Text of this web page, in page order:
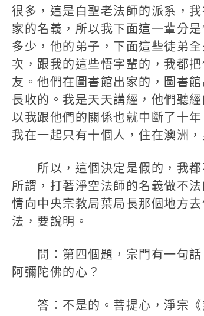
很多，這是白聖老法師的派系，
家的名義，所以我下面這一輩分
多少，他的弟子，下面這些徒弟
次，跟我的這些悟字輩的，我都
友。他們在圖書館出家的，圖書
長收的。我是天天講經，他們聽
以我跟他們的關係也就中斷了十
我在一起只有十個人，住在澳洲
所以，這個決定是假的，我都
所謂，打著淨空法師的名義做不
情向中央宗教局葉局長那個地方
法，要說明。
問：第四個題，宗門有一句話
阿彌陀佛的心？
答：不是的。菩提心，淨宗《